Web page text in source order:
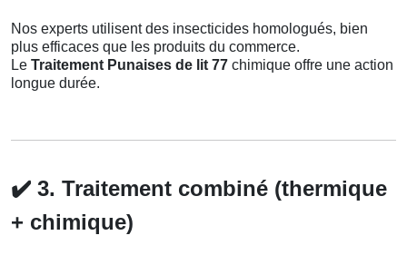
Nos experts utilisent des insecticides homologués, bien
plus efficaces que les produits du commerce.
Le Traitement Punaises de lit 77 chimique offre une action
longue durée.
✔️ 3. Traitement combiné (thermique
+ chimique)